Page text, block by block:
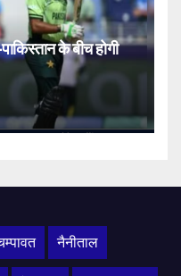
के बीच होगी
नैनीताल